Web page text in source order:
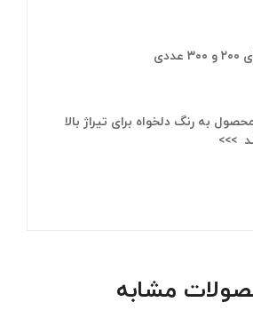
به رنگ دلخواه برای تیراژ بالا
>>>
مشابه